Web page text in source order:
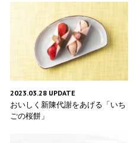
2023.03.28 UPDATE
おいしく新陳代謝をあげる「いち
ごの桜餅」